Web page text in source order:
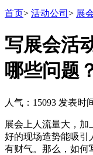
首页> 活动公司 > 展
写展会活
哪些问题
人气：15093 发表时
展会上人流量大，加
好的现场造势能吸引
有财气。那么，如何